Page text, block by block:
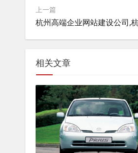
上一篇
杭州高端企业网站建设公司,
相关文章